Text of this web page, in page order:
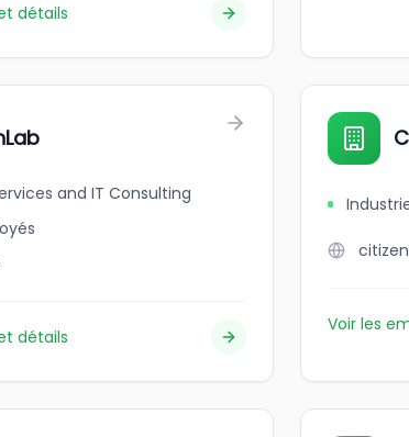
détails
and IT Consulting
détails
Voir les